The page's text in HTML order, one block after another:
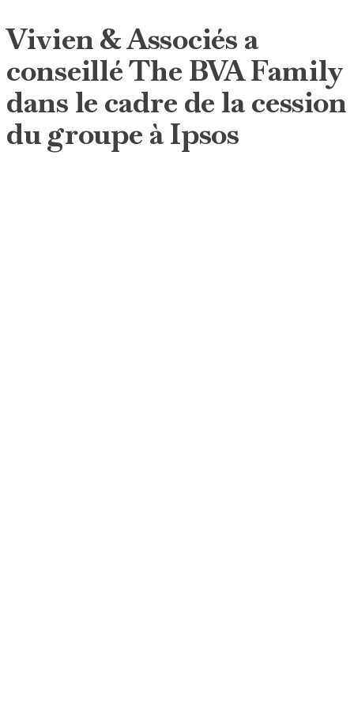
Vivien & Associés a
conseillé The BVA Family
dans le cadre de la cession
du groupe à Ipsos